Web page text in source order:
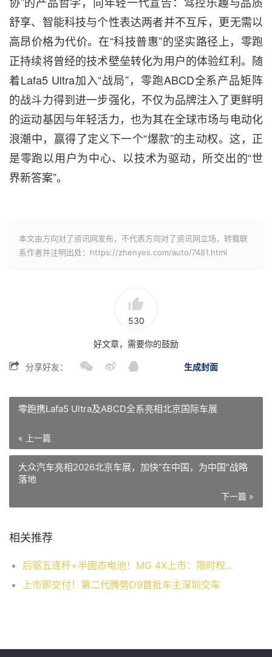
舒享、智能科技与个性表达两者并不互斥，更无需以
高昂价格为代价。在“科技普惠”的坚实路径上，零跑
正持续将曾经的技术壁垒转化为用户的体验红利。随
着Lafa5 Ultra加入“战局”，零跑ABCD全系产品矩阵
的战斗力得到进一步强化，不仅为品牌注入了更鲜明
的运动基因与年轻活力，也为其在全球市场与电动化
浪潮中，赢得了定义下一个“爆款”的主动权。这，正
是零跑以用户为中心、以技术为驱动，所交出的“世
界新答案”。
本文由方向对了资讯网发布，不代表方向对了资讯网立场，转载联
系作者并注明出处：https://zhenyes.com/auto/7481.html
530
好文章，需要你的鼓励
生成封面
分享好友：
零跑携Lafa5 Ultra及ABCD全系亮相北京国际车展
« 上一篇
大众汽车亮相2026北京车展，加快“在中国，为中国”战略
落地
下一篇 »
相关推荐
后驱五连杆+半固态电池！MG 4X上市：限时权益价9.28万起
上市即交付！第二代腾势D9首批车主深圳交车